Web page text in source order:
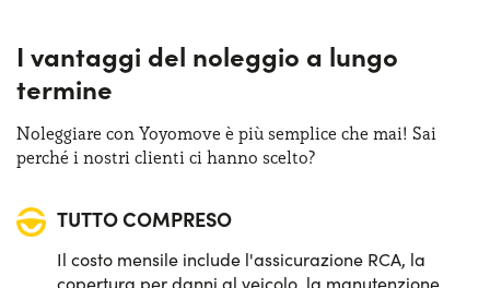
Alimentazione:Diesel
Cambio: Automatico
Posti auto:5
Potenza:210 CV
Altezza: 167 cm
Bagagliaio (max):
Bagagliaio (min): 525 lt
I vantaggi del noleggio a lungo
termine
Noleggiare con Yoyomove è più semplice che mai! Sai
perché i nostri clienti ci hanno scelto?
TUTTO COMPRESO
Il costo mensile include l'assicurazione RCA, la
copertura per danni al veicolo, la manutenzione